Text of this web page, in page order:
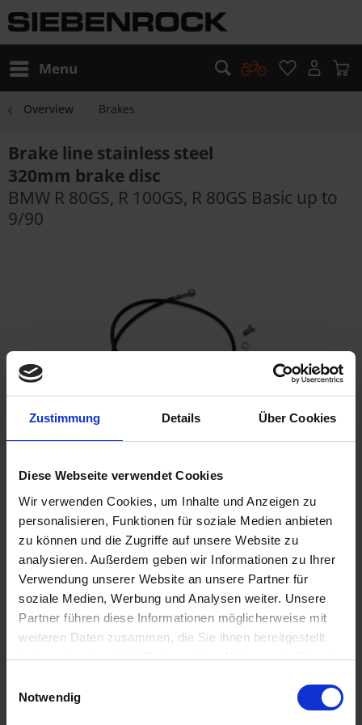
Zustimmung Details Über Cookies
Diese Webseite verwendet Cookies
Wir verwenden Cookies, um Inhalte und Anzeigen zu
personalisieren, Funktionen für soziale Medien anbieten
zu können und die Zugriffe auf unsere Website zu
analysieren. Außerdem geben wir Informationen zu Ihrer
Verwendung unserer Website an unsere Partner für
soziale Medien, Werbung und Analysen weiter. Unsere
Partner führen diese Informationen möglicherweise mit
weiteren Daten zusammen, die Sie ihnen bereitgestellt
haben oder die sie im Rahmen Ihrer Nutzung der Dienste
Cookies, wenn Sie unsere Webseite weiterhin nutzen.
Notwendig
Menu
Overview Brakes
Brake line stainless steel
320mm brake disc
BMW R 80GS, R 100GS, R 80GS Basic up to
9/90
Prices incl. VAT,plus shipping costs
Ready to ship today, Delivery time appr. 2-4 workdays within
Germany
Add to shopping cart
Remember Comment
part no.: 3432687S
Description
Brake line stainless steel black coated. The facts: Steel
braided brake hoses with ABE (General...